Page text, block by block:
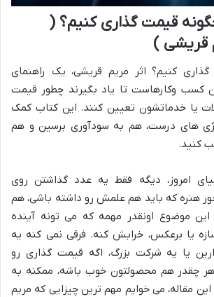
قیمت گذاری کنیم؟ (
قریشی )
کنیم؟ اثر مریم قریشی، یک راهنمای
کسب وکارهاست تا یاد بگیرند چطور قیمت
یا خدماتشون تعیین کنند. این کتاب کمک
های درست، هم به سودآوری برسین و هم
کنید.
امروز، دیگه فقط یه عدد گذاشتن روی
هنره که باید هم علمش رو داشته باشی، هم
موضوع اونقدر مهمه که می تونه آینده
یا برعکس، خرابش کنه. فرقی نمی کنه یه
یا یه شرکت بزرگ، اگه قیمت گذاری رو
چقدر هم محصولتون خوب باشه، ممکنه به
مقاله، می خوایم مهم ترین چیزایی که مریم